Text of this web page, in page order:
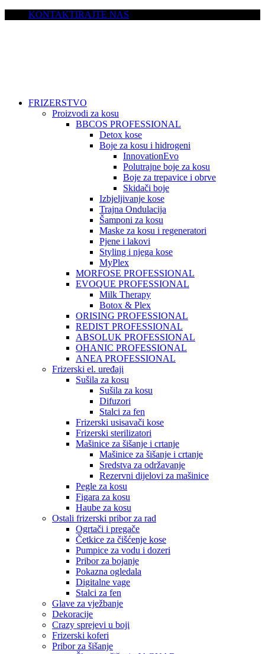
KONTAKTIRAJTE NAS
FRIZERSTVO
Proizvodi za kosu
BBCOS PROFESSIONAL
Detox kose
Boje za kosu i hidrogeni
InnovationEvo
Polutrajne boje za kosu
Boje za trepavice i obrve
Skidači boje
Izbjeljivanje kose
Trajna Ondulacija
Šamponi za kosu
Maske za kosu i regeneratori
Pjene i lakovi
Styling i njega kose
MyPlex
MORFOSE PROFESSIONAL
EVOQUE PROFESSIONAL
Milk Therapy
Botox & Plex
ORISING PROFESSIONAL
REDIST PROFESSIONAL
ABSOLUK PROFESSIONAL
OHANIC PROFESSIONAL
ANEA PROFESSIONAL
Frizerski el. uređaji
Sušila za kosu
Sušila za kosu
Difuzori
Stalci za fen
Frizerski usisavači kose
Frizerski sterilizatori
Mašinice za šišanje i crtanje
Mašinice za šišanje i crtanje
Sredstva za održavanje
Rezervni dijelovi za mašinice
Pegle za kosu
Figara za kosu
Haube za kosu
Ostali frizerski pribor za rad
Ogrtači i pregače
Četkice za čišćenje kose
Pumpice za vodu i dozeri
Pribor za bojanje
Pokazna ogledala
Digitalne vage
Stalci za fen
Glave za vježbanje
Dekoracije
Crazy sprejevi u boji
Frizerski koferi
Pribor za šišanje